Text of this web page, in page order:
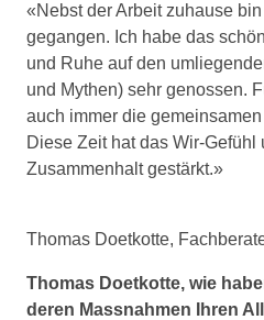
«Nebst der Arbeit zuhause
gegangen. Ich habe das
und Ruhe auf den
und Mythen) sehr genossen.
auch immer die
Diese Zeit hat das Wir-Gefühl
Zusammenhalt gestärkt.»
Thomas Doetkotte,
Thomas Doetkotte, wie
deren Massnahmen Ihren